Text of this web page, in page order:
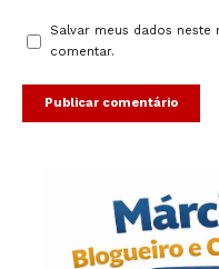
Salvar meus dados neste
comentar.